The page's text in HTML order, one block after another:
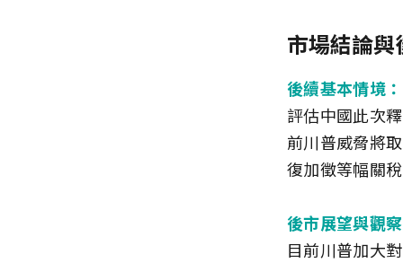
市場結論
後續基本情境：
評估中國此次
前川普威脅將
復加徵等幅關
後市展望與觀察
目前川普加大